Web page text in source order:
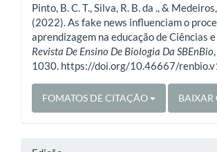
artigo
Pinto, B. C. T., Silva, R. B. da ., &
(2022). As fake news influenciam o
aprendizagem na educação de Ciências
Revista De Ensino De Biologia Da SBEnBio,
1030. https://doi.org/10.46667/
FOMATOS DE CITAÇÃO BAIXAR